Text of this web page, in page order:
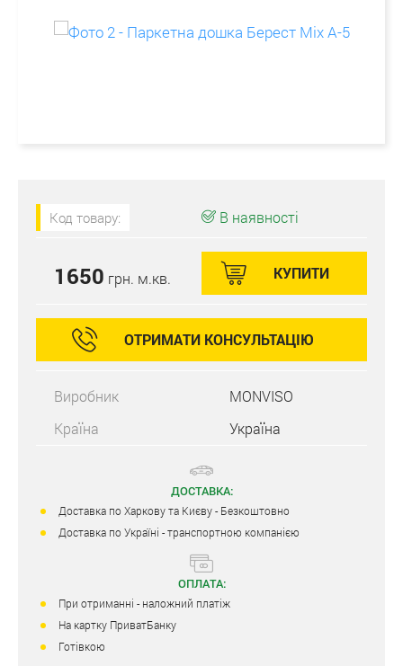
Код товару: В наявності
1650 грн. м.кв. КУПИТИ
ОТРИМАТИ КОНСУЛЬТАЦІЮ
Виробник
MONVISO
Країна
Україна
ДОСТАВКА:
Доставка по Харкову та Києву - Безкоштовно
Доставка по Україні - транспортною компанією
ОПЛАТА:
При отриманні - наложний платіж
На картку ПриватБанку
Готівкою